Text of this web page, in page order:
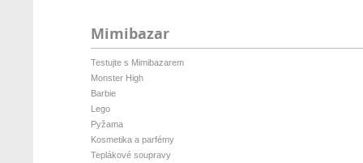
Mimibazar
Testujte s Mimibazarem
Monster High
Barbie
Lego
Pyžama
Kosmetika a parfémy
Teplákové soupravy